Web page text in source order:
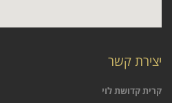
יצירת קשר
קרית קדושת לוי